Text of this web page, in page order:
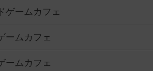
ゲームカフェ
ームカフェ
ームカフェ